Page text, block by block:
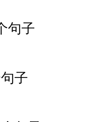
句子
子